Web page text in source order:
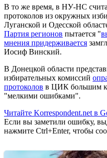
В то же время, в НУ-НС
протоколов из окружных
Луганской и Одесской
Партия регионов пытается "
мнения придерживается
Иосиф Винский.
В Донецкой области
избирательных комиссий
протоколов в ЦИК большим
"мелкими ошибками".
Читайте Korrespondent.net в
Если вы заметили ошибку,
нажмите Ctrl+Enter, чтобы